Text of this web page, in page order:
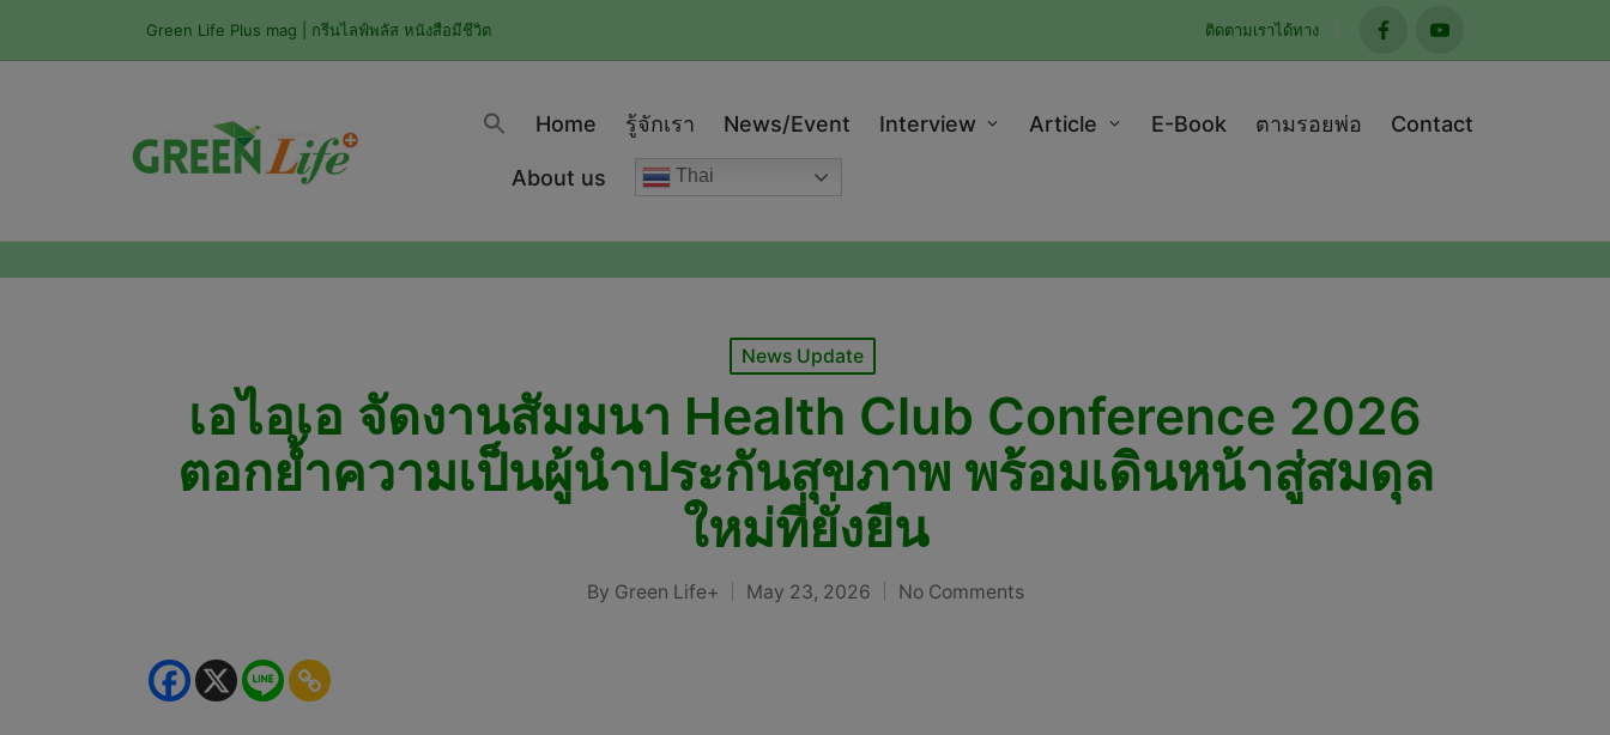
Green Life Plus mag | กรีนไลฟ์พลัส หนังสือมีชีวิต ติดตามเราได้ทาง
facebookyoutube
Home รู้จักเรา News/Event Interview Article E-Book ตามรอยพ่อ Contact
About us Thai
Posted
News Update
เอไอเอ จัดงานสัมมนา Health Club Conference 2026
ตอกย้ำความเป็นผู้นำประกันสุขภาพ พร้อมเดินหน้าสู่สมดุล
ใหม่ที่ยั่งยืน
Posted
By Green Life+ May 23, 2026 No Comments